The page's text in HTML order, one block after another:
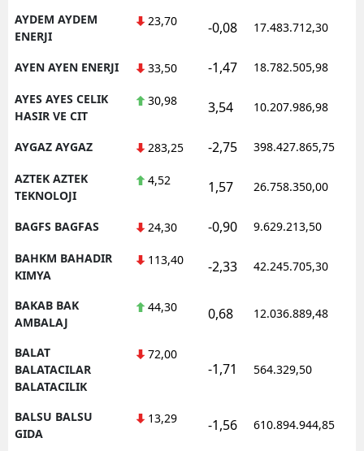
AYDEM AYDEM
ENERJI
23,70 -0,08 17.483.712,30
AYEN AYEN ENERJI 33,50 -1,47 18.782.505,98
AYES AYES CELIK
HASIR VE CIT
30,98 3,54 10.207.986,98
AYGAZ AYGAZ 283,25 -2,75 398.427.865,75
AZTEK AZTEK
TEKNOLOJI
4,52 1,57 26.758.350,00
BAGFS BAGFAS 24,30 -0,90 9.629.213,50
BAHKM BAHADIR
KIMYA
113,40 -2,33 42.245.705,30
BAKAB BAK
AMBALAJ
44,30 0,68 12.036.889,48
BALAT
BALATACILAR
BALATACILIK
72,00
-1,71 564.329,50
BALSU BALSU
GIDA
13,29 -1,56 610.894.944,85